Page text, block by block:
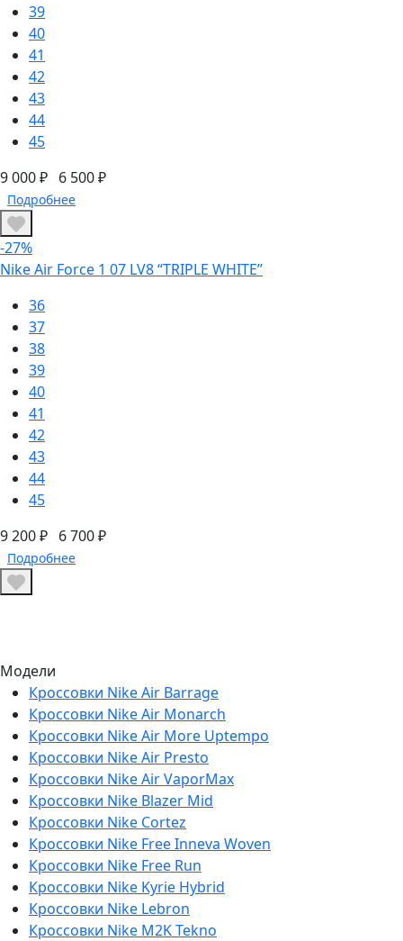
39
40
41
42
43
44
45
9 000 ₽ 6 500 ₽
Подробнее
-27%
Nike Air Force 1 07 LV8 “TRIPLE WHITE”
36
37
38
39
40
41
42
43
44
45
9 200 ₽ 6 700 ₽
Подробнее
Модели
Кроссовки Nike Air Barrage
Кроссовки Nike Air Monarch
Кроссовки Nike Air More Uptempo
Кроссовки Nike Air Presto
Кроссовки Nike Air VaporMax
Кроссовки Nike Blazer Mid
Кроссовки Nike Cortez
Кроссовки Nike Free Inneva Woven
Кроссовки Nike Free Run
Кроссовки Nike Kyrie Hybrid
Кроссовки Nike Lebron
Кроссовки Nike M2K Tekno